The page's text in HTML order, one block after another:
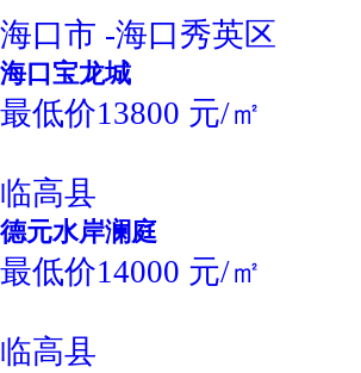
海口市 -海口秀英区
海口宝龙城
最低价13800 元/㎡
临高县
德元水岸澜庭
最低价14000 元/㎡
临高县